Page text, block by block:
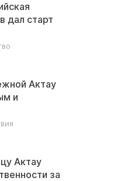
дал старт
Актау
и
Актау
за